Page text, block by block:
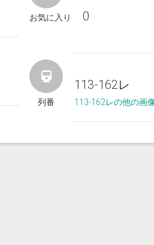
お気に入り 0
列番
113-162レ
113-162レの他の画